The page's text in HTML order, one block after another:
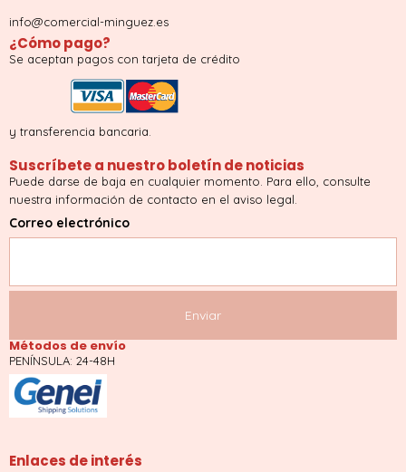
info@comercial-minguez.es
¿Cómo pago?
Se aceptan pagos con tarjeta de crédito
y transferencia bancaria.
Suscríbete a nuestro boletín de noticias
Puede darse de baja en cualquier momento. Para ello, consulte
nuestra información de contacto en el aviso legal.
Correo electrónico
Métodos de envío
PENÍNSULA: 24-48H
Enlaces de interés